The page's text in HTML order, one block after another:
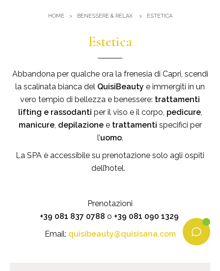
Sauna e Bagno turco
Dove Siamo
Eventi e Meeting
Sposarsi al Quisisana
Leaders Club
Blog
Dicono di noi
HOME BENESSERE & RELAX ESTETICA
Estetica
Abbandona per qualche ora la frenesia di Capri, scendi
la scalinata bianca del QuisiBeauty e immergiti in un
vero tempio di bellezza e benessere: trattamenti
lifting e rassodanti per il viso e il corpo, pedicure,
manicure, depilazionee trattamenti specifici per
l’uomo.
La SPA è accessibile su prenotazione solo agli ospiti
dell’hotel.
Prenotazioni
+39 081 837 0788 o +39 081 090 1329
Email: quisibeauty@quisisana.com